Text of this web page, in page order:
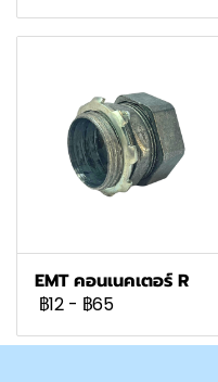
EMT คอนเนคเตอร์ R
฿12 - ฿65